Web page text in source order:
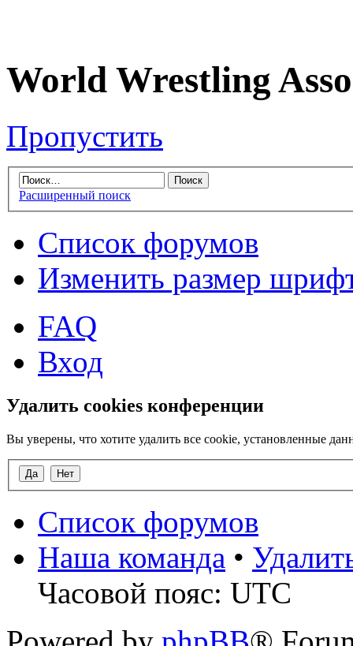
World Wrestling
Пропустить
Расширенный поиск
Список форумов
Изменить размер
FAQ
Вход
Удалить cookies конференции
Вы уверены, что хотите удалить все cookie, установленные
Список форумов
Наша команда •
Часовой пояс: UTC